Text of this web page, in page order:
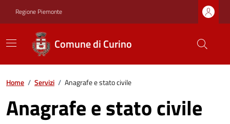
Regione Piemonte
Comune di Curino
Home / Servizi / Anagrafe e stato civile
Anagrafe e stato civile